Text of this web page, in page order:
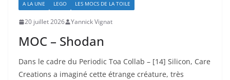
A LA UNE LEGO LES MOCS DE LA TOILE
20 juillet 2026 Yannick Vignat
MOC – Shodan
Dans le cadre du Periodic Toa Collab – [14] Silicon, Care
Creations a imaginé cette étrange créature, très